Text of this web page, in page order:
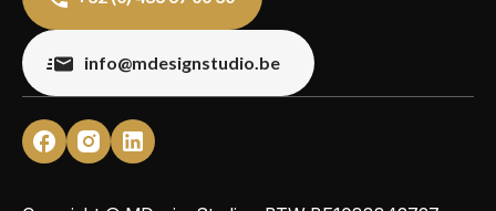
info@mdesignstudio.be